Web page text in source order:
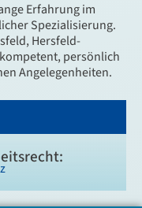
Erfahrung im
Spezialisierung.
Hersfeld-
persönlich
Angelegenheiten.